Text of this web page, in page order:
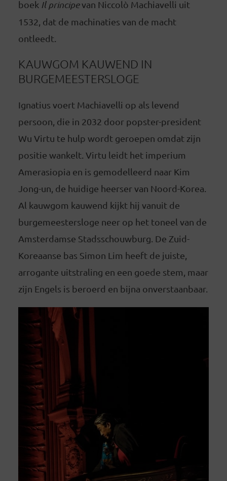
boek Il principevan Niccolò Machiavelli uit
1532, dat de machinaties van de macht
ontleedt.
KAUWGOM KAUWEND IN
BURGEMEESTERSLOGE
Ignatius voert Machiavelli op als levend
persoon, die in 2032 door popster-president
Wu Virtu te hulp wordt geroepen omdat zijn
positie wankelt. Virtu leidt het imperium
Amerasiopia en is gemodelleerd naar Kim
Jong-un, de huidige heerser van Noord-Korea.
Al kauwgom kauwend kijkt hij vanuit de
burgemeestersloge neer op het toneel van de
Amsterdamse Stadsschouwburg. De Zuid-
Koreaanse bas Simon Lim heeft de juiste,
arrogante uitstraling en een goede stem, maar
zijn Engels is beroerd en bijna onverstaanbaar.